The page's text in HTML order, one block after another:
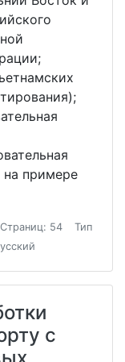
на примере
Страниц: 54
Тип
с